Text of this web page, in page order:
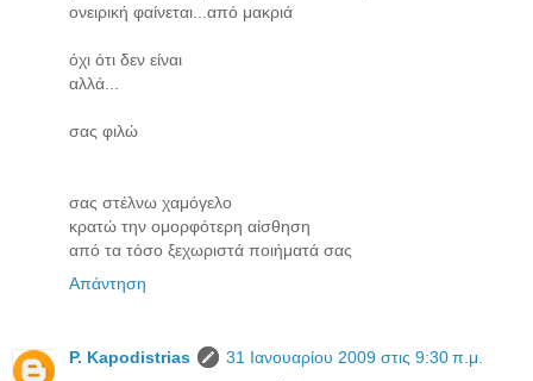
ονειρική φαίνεται...από μακριά
όχι ότι δεν είναι
αλλά...
σας φιλώ
σας στέλνω χαμόγελο
κρατώ την ομορφότερη αίσθηση
από τα τόσο ξεχωριστά ποιήματά σας
Απάντηση
P. Kapodistrias
31 Ιανουαρίου 2009 στις 9:30 π.μ.